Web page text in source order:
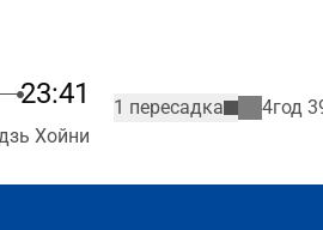
23:41
Хойни
1 пересадка 4год